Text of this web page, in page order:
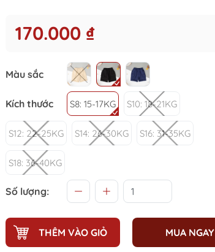
170.000 ₫
Màu sắc
Kích thước S8: 15-17KG S10: 18-21KG
S12: 22-25KG S14: 26-30KG S16: 31-35KG
S18: 36-40KG
Số lượng:
THÊM VÀO GIỎ MUA NGAY